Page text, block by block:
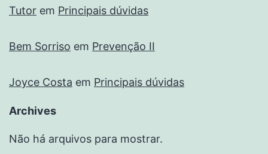
Tutor em Principais dúvidas
Bem Sorriso em Prevenção II
Joyce Costa em Principais dúvidas
Archives
Não há arquivos para mostrar.